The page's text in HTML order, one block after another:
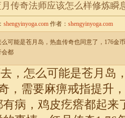
传奇法师应该怎么样修炼瞬
shengyinyoga.com 作者： shengyinyoga.com
可能是苍月岛，热血传奇也同意了，176金
会都
，怎么可能是苍月岛
，需要麻痹戒指提升
病，鸡皮疙瘩都起来